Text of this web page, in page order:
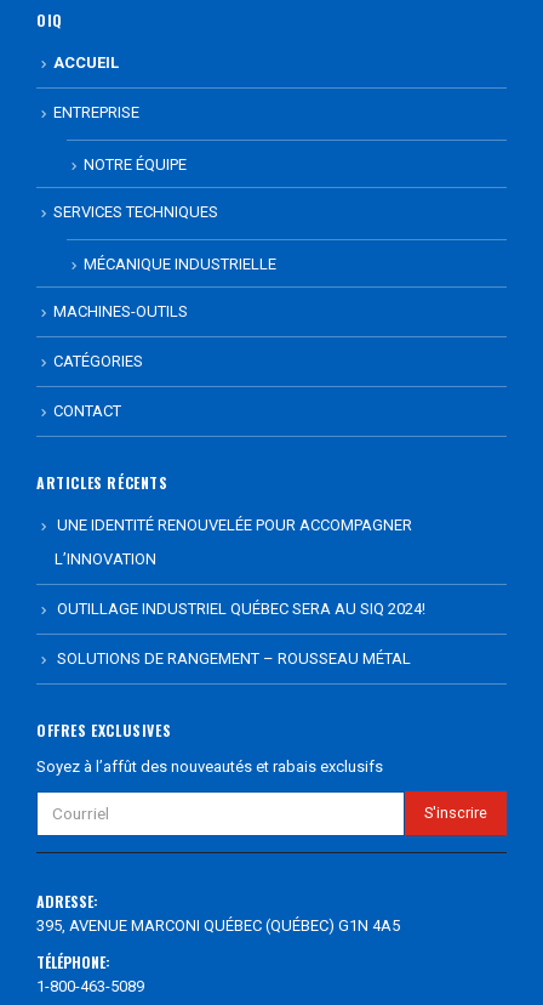
OIQ
ACCUEIL
ENTREPRISE
NOTRE ÉQUIPE
SERVICES TECHNIQUES
MÉCANIQUE INDUSTRIELLE
MACHINES-OUTILS
CATÉGORIES
CONTACT
ARTICLES RÉCENTS
UNE IDENTITÉ RENOUVELÉE POUR ACCOMPAGNER
L’INNOVATION
OUTILLAGE INDUSTRIEL QUÉBEC SERA AU SIQ 2024!
SOLUTIONS DE RANGEMENT – ROUSSEAU MÉTAL
OFFRES EXCLUSIVES
Soyez à l’affût des nouveautés et rabais exclusifs
ADRESSE:
395, AVENUE MARCONI QUÉBEC (QUÉBEC) G1N 4A5
TÉLÉPHONE:
1-800-463-5089